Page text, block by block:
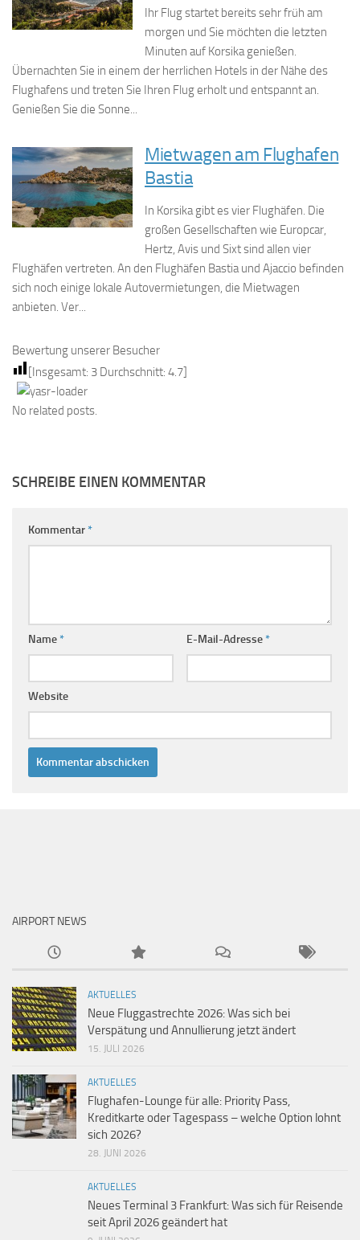
Ihr Flug startet bereits sehr früh am
morgen und Sie möchten die letzten
Minuten auf Korsika genießen.
Übernachten Sie in einem der herrlichen Hotels in der Nähe des
Flughafens und treten Sie Ihren Flug erholt und entspannt an.
Genießen Sie die Sonne...
Mietwagen am Flughafen
Bastia
In Korsika gibt es vier Flughäfen. Die
großen Gesellschaften wie Europcar,
Hertz, Avis und Sixt sind allen vier
Flughäfen vertreten. An den Flughäfen Bastia und Ajaccio befinden
sich noch einige lokale Autovermietungen, die Mietwagen
anbieten. Ver...
Bewertung unserer Besucher
[Insgesamt: 3 Durchschnitt: 4.7]
No related posts.
SCHREIBE EINEN KOMMENTAR
Kommentar*
Name* E-Mail-Adresse*
Website
AIRPORT NEWS
AKTUELLES
Neue Fluggastrechte 2026: Was sich bei
Verspätung und Annullierung jetzt ändert
15. JULI 2026
AKTUELLES
Flughafen-Lounge für alle: Priority Pass,
Kreditkarte oder Tagespass – welche Option lohnt
sich 2026?
28. JUNI 2026
AKTUELLES
Neues Terminal 3 Frankfurt: Was sich für Reisende
seit April 2026 geändert hat